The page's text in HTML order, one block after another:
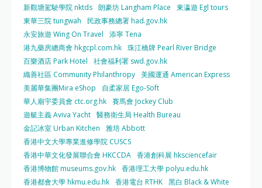
新觀塘駕駛學院 nktds 朗豪坊 Langham Place
東瀛遊 Egl tours
東華三院 tungwah
民政事務總署 had.gov.hk
永安旅遊 Wing On Travel
添寧 Tena
港九藥房總商會 hkgcpl.com.hk 珠江橋牌 Pearl River Bridge
百樂酒店 Park Hotel
社會福利署 swd.gov.hk
織善社區 Community Philanthropy 美國運通 American Express
美麗華集團Mira eShop
自柔家居 Ego-Soft
華人廟宇委員會 ctc.org.hk 賽馬會 Jockey Club
遊艇主義 Aviva Yacht 醫務衛生局 Health Bureau
金記冰室 Urban Kitchen
雅培 Abbott
香港中文大學專業進修學院 CUSCS
香港中華文化發展聯合會 HKCCDA 香港創科展 hksciencefair
香港博物館 museums.gov.hk 香港理工大學 polyu.edu.hk
香港都會大學 hkmu.edu.hk 香港電台 RTHK 黑白 Black & White